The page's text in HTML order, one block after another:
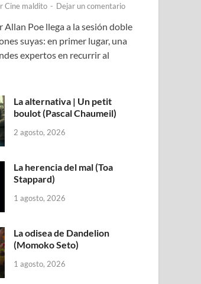
Cine maldito - Dejar un comentario
Allan Poe llega a la sesión doble
suyas: en primer lugar, una
expertos en recurrir al
La alternativa | Un petit
boulot (Pascal Chaumeil)
2 agosto, 2026
La herencia del mal (Toa
Stappard)
1 agosto, 2026
La odisea de Dandelion
(Momoko Seto)
1 agosto, 2026